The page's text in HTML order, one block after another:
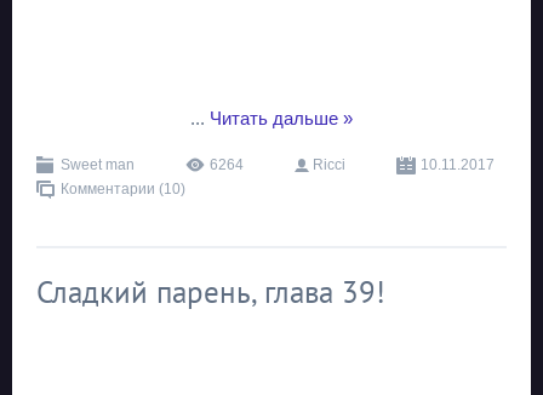
... Читать дальше »
Sweet man 6264 Ricci
10.11.2017
Комментарии (10)
Сладкий парень, глава 39!